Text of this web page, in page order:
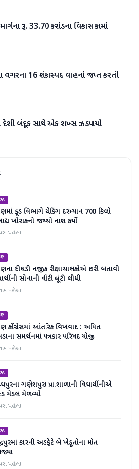
રૂ. 33.70 કરોડના વિકાસ કામો
વગરના 16 શંકાસ્પદ વાહનો જપ્ત કરતી
દેશી બંદૂક સાથે એક શખ્સ ઝડપાયો
ફૂડ વિભાગે ચેકિંગ દરમ્યાન 700 કિલો
ખોરાકનો જથ્થો નાશ કર્યો
પહેલા
દીઘડી નજીક રીક્ષાચાલકોએ છરી બતાવી
સોનાની વીંટી લૂંટી લીધી
પહેલા
કોંગ્રેસમાં આંતરિક વિખવાદ : અમિત
સમર્થનમાં પત્રકાર પરિષદ યોજી
પહેલા
ગણેશપુરા પ્રા.શાળાની વિધાર્થીનીએ
મેડલ મેળવ્યો
પહેલા
કારની અડફેટે બે ખેડૂતોના મોત
પહેલા